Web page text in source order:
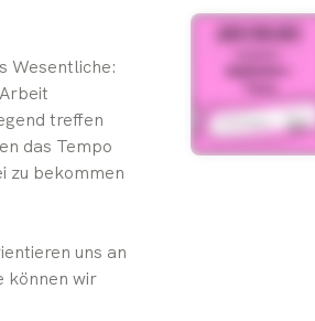
Wesentliche:
treffen
das Tempo
zu bekommen
uns an
können wir